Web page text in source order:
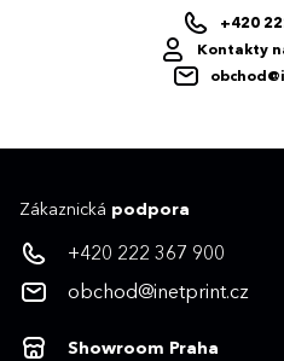
+420
Kontakty
Zákaznická podpora
+420 222 367 900
obchod@inetprint.cz
Showroom Praha